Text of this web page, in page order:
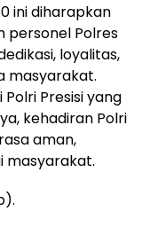
ini diharapkan
personel Polres
loyalitas,
masyarakat.
Presisi yang
kehadiran Polri
aman,
masyarakat.